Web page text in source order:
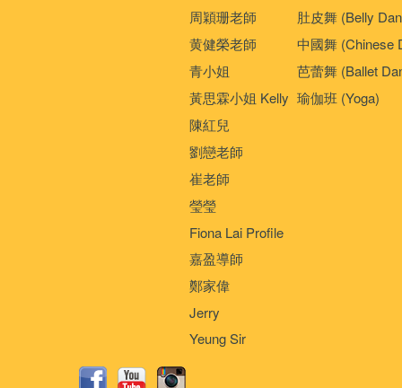
周穎珊老師
黄健榮老師
青小姐
黃思霖小姐 Kelly
陳紅兒
劉戀老師
崔老師
瑩瑩
Fiona Lai Profile
嘉盈導師
鄭家偉
Jerry
Yeung Sir
肚皮舞 (Belly
中國舞 (Chinese
芭蕾舞 (Ballet
瑜伽班 (Yoga)